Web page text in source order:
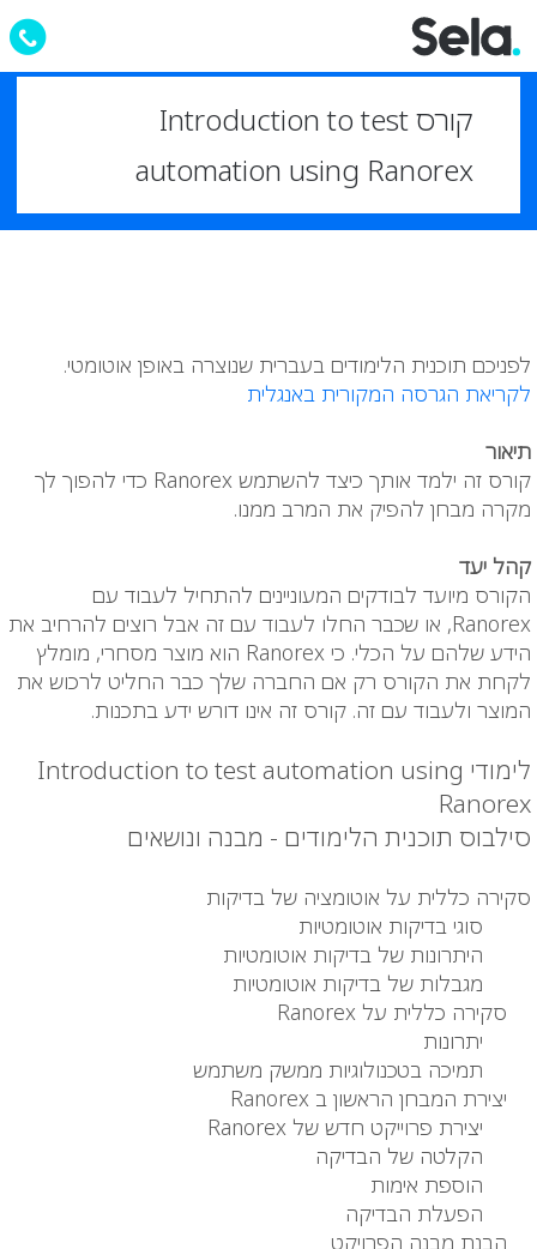
קורס Introduction to test
automation using Ranorex
לפניכם תוכנית הלימודים בעברית שנוצרה באופן אוטומטי.
לקריאת הגרסה המקורית באנגלית
תיאור
קורס זה ילמד אותך כיצד להשתמש Ranorex כדי להפוך לך
מקרה מבחן להפיק את המרב ממנו.
קהל יעד
הקורס מיועד לבודקים המעוניינים להתחיל לעבוד עם
Ranorex, או שכבר החלו לעבוד עם זה אבל רוצים להרחיב את
הידע שלהם על הכלי. כי Ranorex הוא מוצר מסחרי, מומלץ
לקחת את הקורס רק אם החברה שלך כבר החליט לרכוש את
המוצר ולעבוד עם זה. קורס זה אינו דורש ידע בתכנות.
לימודי Introduction to test automation using
Ranorex
סילבוס תוכנית הלימודים - מבנה ונושאים
סקירה כללית על אוטומציה של בדיקות
סוגי בדיקות אוטומטיות
היתרונות של בדיקות אוטומטיות
מגבלות של בדיקות אוטומטיות
סקירה כללית על Ranorex
יתרונות
תמיכה בטכנולוגיות ממשק משתמש
יצירת המבחן הראשון ב Ranorex
יצירת פרוייקט חדש של Ranorex
הקלטה של ​​הבדיקה
הוספת אימות
הפעלת הבדיקה
הבנת מבנה הפרויקט